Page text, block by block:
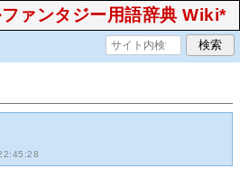
ァンタジー用語辞典 Wiki*